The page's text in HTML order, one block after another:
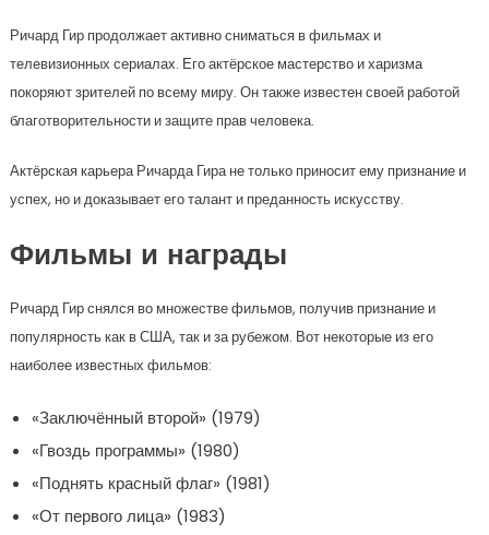
Ричард Гир продолжает активно сниматься в фильмах и
телевизионных сериалах. Его актёрское мастерство и харизма
покоряют зрителей по всему миру. Он также известен своей работой
благотворительности и защите прав человека.
Актёрская карьера Ричарда Гира не только приносит ему признание и
успех, но и доказывает его талант и преданность искусству.
Фильмы и награды
Ричард Гир снялся во множестве фильмов, получив признание и
популярность как в США, так и за рубежом. Вот некоторые из его
наиболее известных фильмов:
«Заключённый второй» (1979)
«Гвоздь программы» (1980)
«Поднять красный флаг» (1981)
«От первого лица» (1983)